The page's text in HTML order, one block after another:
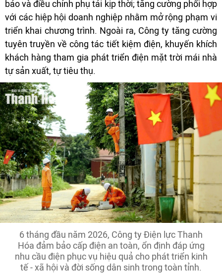
báo và điều chỉnh phụ tải kịp thời; tăng cường phối hợp
với các hiệp hội doanh nghiệp nhằm mở rộng phạm vi
triển khai chương trình. Ngoài ra, Công ty tăng cường
tuyên truyền về công tác tiết kiệm điện, khuyến khích
khách hàng tham gia phát triển điện mặt trời mái nhà
tự sản xuất, tự tiêu thụ.
6 tháng đầu năm 2026, Công ty Điện lực Thanh
Hóa đảm bảo cấp điện an toàn, ổn định đáp ứng
nhu cầu điện phục vụ hiệu quả cho phát triển kinh
tế - xã hội và đời sống dân sinh trong toàn tỉnh.